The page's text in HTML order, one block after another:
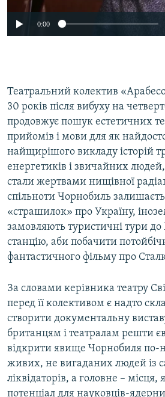
0:00
Театральний колектив
30 років після вибуху на
продовжує пошук естетичних
прийомів і мови для як
найщирішого викладу історій
енергетиків і звичайних
стали жертвами нищівної
спільноти Чорнобиль
«страшилок» про Україну,
замовляють туристичні тури до
станцію, аби побачити
фантастичного фільму про
За словами керівника театру
перед її колективом є надто
створити документальну
британцям і театралам решти
відкрити явище Чорнобиля по-
живих, не вигаданих людей із
ліквідаторів, а головне –
потенціал для науковців-